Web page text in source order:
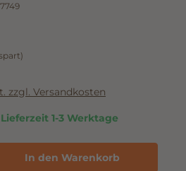
zzgl. Versandkosten
1-3 Werktage
In den Warenkorb